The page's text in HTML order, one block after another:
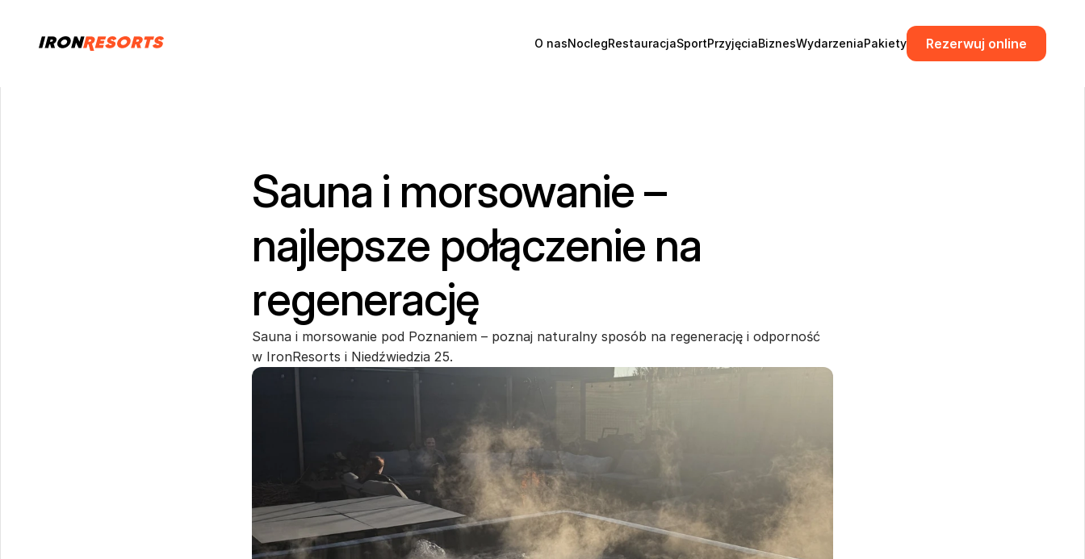
O nasNoclegRestauracjaSportPrzyjęciaBiznesWydarzeniaPakiety Rezerwuj online
Sauna i morsowanie –
najlepsze połączenie na
regenerację
Sauna i morsowanie pod Poznaniem – poznaj naturalny sposób na regenerację i odporność
w IronResorts i Niedźwiedzia 25.